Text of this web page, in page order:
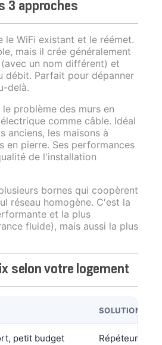
3 approches
le WiFi existant et le réémet.
mais il crée généralement
un nom différent) et
débit. Parfait pour dépanner
delà.
problème des murs en
comme câble. Idéal
anciens, les maisons à
en pierre. Ses performances
de l'installation
bornes qui coopèrent
réseau homogène. C'est la
et la plus
fluide), mais aussi la plus
selon votre logement
SOLUTION
petit budget Répéteur WiFi